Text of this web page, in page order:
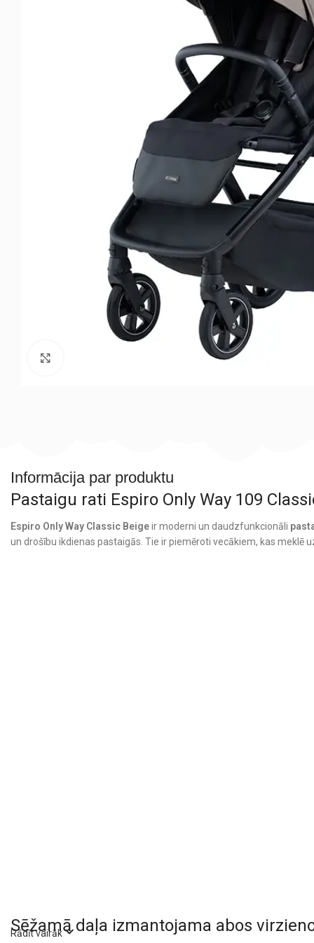
Informācija par produktu
Pastaigu rati Espiro Only Way 109
Espiro Only Way Classic Beigeir moderni un daudzfunkcionāli
un drošību ikdienas pastaigās. Tie ir piemēroti vecākiem, kas meklē
Sēžamā daļa izmantojama abos
Rādīt vairāk